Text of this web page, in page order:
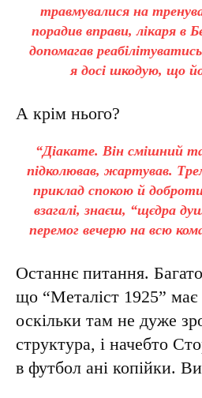
травмувалися на
порадив вправи, лікаря в
допомагав
я досі шкодую, що
А крім нього?
“Діакате. Він смішний
підколював, жартував.
приклад спокою й
взагалі, знаєш, “щєдра
перемог вечерю на всю
Останнє питання.
що “Металіст 1925” має
оскільки там не дуже
структура, і начебто
в футбол ані копійки.